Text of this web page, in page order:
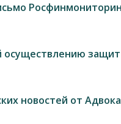
осуществлению
новостей от